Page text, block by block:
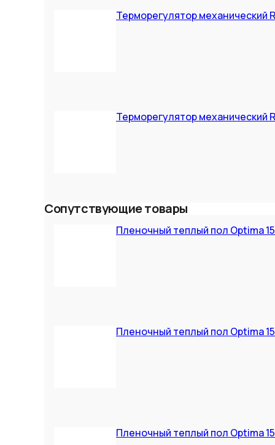
Терморегулятор механический
Терморегулятор механический
Сопутствующие товары
Пленочный теплый пол Optima
Пленочный теплый пол Optima
Пленочный теплый пол Optima